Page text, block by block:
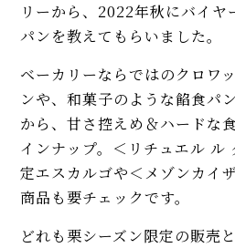
リーから、2022年秋にバイヤ
パンを教えてもらいました。
ベーカリーならではのクロワ
ンや、和菓子のような餡食パ
から、甘さ控えめ＆ハードな
インナップ。＜リチュエル ル
定エスカルゴや＜メゾンカイ
商品も要チェックです。
どれも栗シーズン限定の販売